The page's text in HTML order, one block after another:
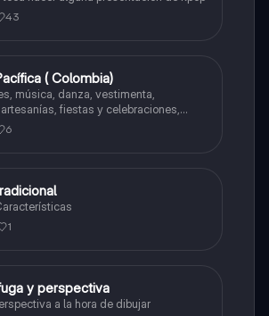
43
( Colombia)
música, danza, vestimenta,
fiestas y celebraciones,
ritmos e instrumentos
6
1
y perspectiva
a la hora de dibujar